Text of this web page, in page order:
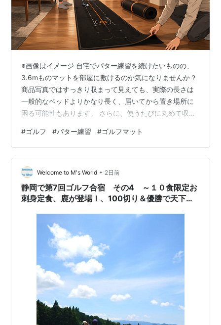
※画像はイメージ 自宅でパター練習を続けたいものの、
3.6mものマットを部屋に敷けるのか気になりませんか？
商品写真ではすっきり収まって見えても、実際の長さは
一般的なベッドよりかなり長く、届いてから置き場所に
困る可能性もあります。 さらに、使うたびに丸めて収納
りに影響しないかも心配になるところでしょう。 パーフ
ェクトストロークのブラックパターマットは、90cm・
180cm・270cmの3距離を1枚で練習できる、本格的な自
宅用パター練習マットです。 幅は40cm、長さは360cm
あり、一般的な短いパターマットと比べると存在感があ
ります。 ただし、…
#ゴルフ #パター練習 #ゴルフマット
Welcome to M's World • 2日前
静岡で第7回ゴルフ合宿 その4 ～１０食限定お
刺身定食、鹿が登場！、100切り＆優勝で天下一